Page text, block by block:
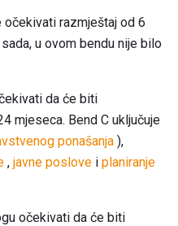
očekivati ​​razmještaj od 6
u ovom bendu nije bilo
​​da će biti
mjeseca. Bend C uključuje
ponašanja ),
, javne poslove i planiranje
očekivati ​​da će biti